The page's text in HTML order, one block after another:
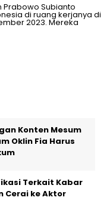
Prabowo Subianto
di ruang kerjanya di
2023. Mereka
Konten Mesum
Oklin Fia Harus
Terkait Kabar
Cerai ke Aktor